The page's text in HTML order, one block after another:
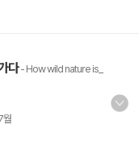
다- How wild nature is_
월